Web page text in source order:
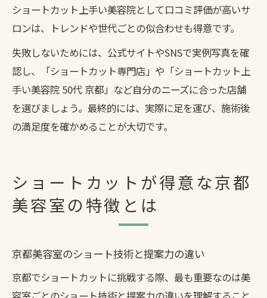
ショートカット上手い美容院として口コミ評価が高いサ
ロンは、トレンドや世代ごとの似合わせも得意です。
失敗しないためには、公式サイトやSNSで実例写真を確
認し、「ショートカット専門店」や「ショートカット上
手い美容院 50代 京都」など自分のニーズに合った店舗
を選びましょう。最終的には、実際に足を運び、施術後
の満足度を確かめることが大切です。
ショートカットが得意な京都
美容室の特徴とは
京都美容室のショート技術と提案力の違い
京都でショートカットに挑戦する際、最も重要なのは美